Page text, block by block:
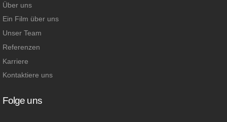
Über uns
Ein Film über uns
Unser Team
Referenzen
Karriere
Kontaktiere uns
Folge uns